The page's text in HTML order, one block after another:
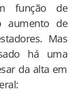
função de
aumento de
Mas
há uma
da alta em